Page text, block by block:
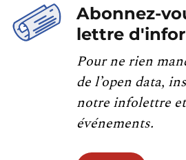
Abonnez-
lettre
Pour ne rien
de l’open data,
notre infolettre
événements.